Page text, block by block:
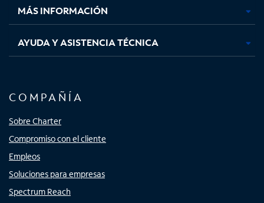
MÁS INFORMACIÓN
AYUDA Y ASISTENCIA TÉCNICA
COMPAÑÍA
Sobre Charter
Compromiso con el cliente
Empleos
Soluciones para empresas
Spectrum Reach